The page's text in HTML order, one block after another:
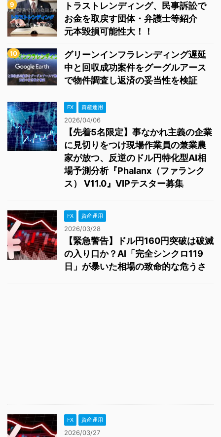
トラストレンディング、民事訴訟で
お金を取戻す団体・弁護士等紹介
元本毀損可能性大！！
グリーンインフラレンディング遅延
中と回収成功案件をグーグルアース
で物件調査し返済の妥当性を検証
FX 資産運用
2026/04/06
【先着5名限定】事なかれ主義の企業
に見切りをつけ現場作業員の兼業農
家が放つ、反逆のドル円特化型AI相
場予測分析『Phalanx（ファランク
ス） V11.0』VIPテスター募集
FX 資産運用
2026/03/28
【緊急警告】ドル円160円突破は破滅
の入り口か？AI「完全シンクロ119
日」が暴いた相場の致命的な危うさ
FX 資産運用
2026/03/27